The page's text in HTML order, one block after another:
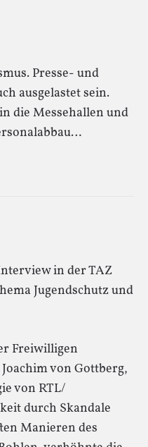
Presse- und
ausgelastet sein.
die Messehallen und
in der TAZ
Jugendschutz und
Freiwilligen
von Gottberg,
von RTL/
durch Skandale
Manieren des